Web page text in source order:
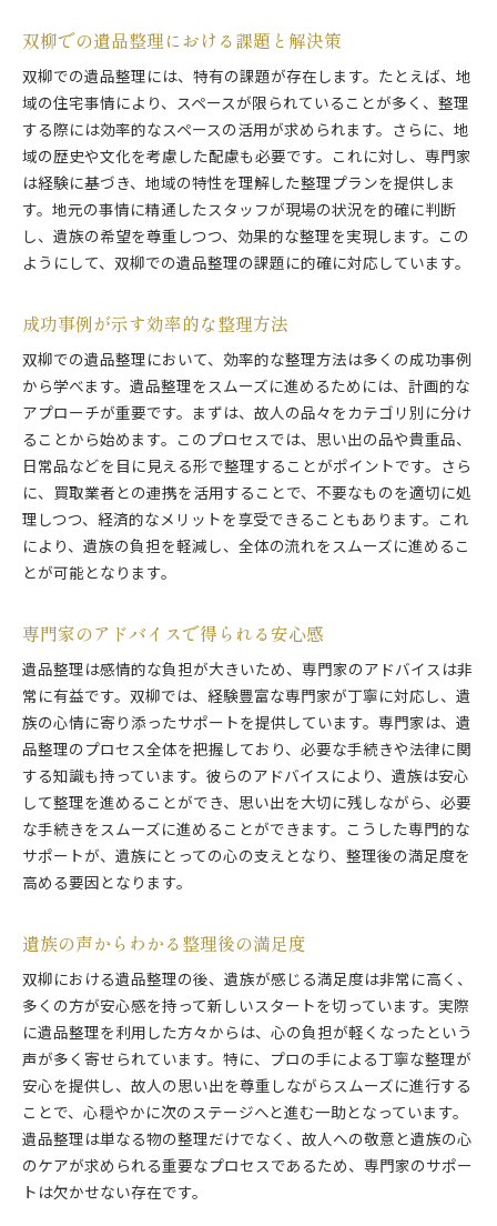
双柳での遺品整理における課題と解決策
双柳での遺品整理には、特有の課題が存在します。たとえば、地
域の住宅事情により、スペースが限られていることが多く、整理
する際には効率的なスペースの活用が求められます。さらに、地
域の歴史や文化を考慮した配慮も必要です。これに対し、専門家
は経験に基づき、地域の特性を理解した整理プランを提供しま
す。地元の事情に精通したスタッフが現場の状況を的確に判断
し、遺族の希望を尊重しつつ、効果的な整理を実現します。この
ようにして、双柳での遺品整理の課題に的確に対応しています。
成功事例が示す効率的な整理方法
双柳での遺品整理において、効率的な整理方法は多くの成功事例
から学べます。遺品整理をスムーズに進めるためには、計画的な
アプローチが重要です。まずは、故人の品々をカテゴリ別に分け
ることから始めます。このプロセスでは、思い出の品や貴重品、
日常品などを目に見える形で整理することがポイントです。さら
に、買取業者との連携を活用することで、不要なものを適切に処
理しつつ、経済的なメリットを享受できることもあります。これ
により、遺族の負担を軽減し、全体の流れをスムーズに進めるこ
とが可能となります。
専門家のアドバイスで得られる安心感
遺品整理は感情的な負担が大きいため、専門家のアドバイスは非
常に有益です。双柳では、経験豊富な専門家が丁寧に対応し、遺
族の心情に寄り添ったサポートを提供しています。専門家は、遺
品整理のプロセス全体を把握しており、必要な手続きや法律に関
する知識も持っています。彼らのアドバイスにより、遺族は安心
して整理を進めることができ、思い出を大切に残しながら、必要
な手続きをスムーズに進めることができます。こうした専門的な
サポートが、遺族にとっての心の支えとなり、整理後の満足度を
高める要因となります。
遺族の声からわかる整理後の満足度
双柳における遺品整理の後、遺族が感じる満足度は非常に高く、
多くの方が安心感を持って新しいスタートを切っています。実際
に遺品整理を利用した方々からは、心の負担が軽くなったという
声が多く寄せられています。特に、プロの手による丁寧な整理が
安心を提供し、故人の思い出を尊重しながらスムーズに進行する
ことで、心穏やかに次のステージへと進む一助となっています。
遺品整理は単なる物の整理だけでなく、故人への敬意と遺族の心
のケアが求められる重要なプロセスであるため、専門家のサポー
トは欠かせない存在です。